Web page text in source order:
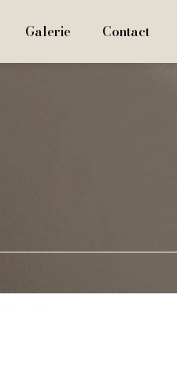
Galerie Contact